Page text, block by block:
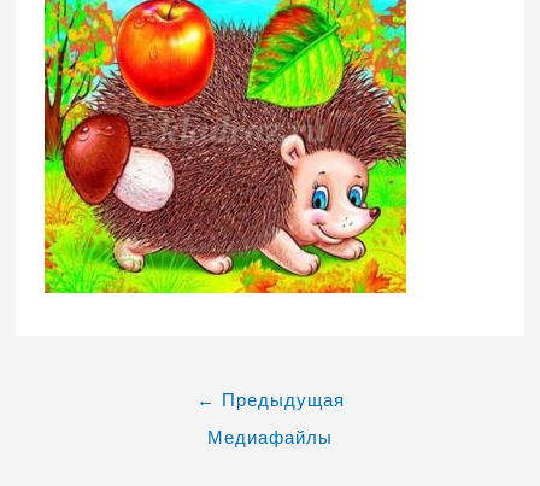
←
Предыдущая
Медиафайлы